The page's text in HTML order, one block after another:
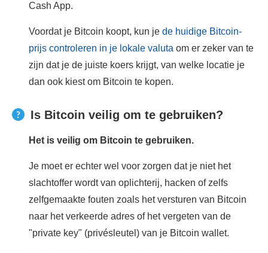
Cash App.
Voordat je Bitcoin koopt, kun je de huidige Bitcoin-
prijs controleren in je lokale valuta om er zeker van te
zijn dat je de juiste koers krijgt, van welke locatie je
dan ook kiest om Bitcoin te kopen.
Is Bitcoin veilig om te gebruiken?
Het is veilig om Bitcoin te gebruiken.
Je moet er echter wel voor zorgen dat je niet het
slachtoffer wordt van oplichterij, hacken of zelfs
zelfgemaakte fouten zoals het versturen van Bitcoin
naar het verkeerde adres of het vergeten van de
"private key" (privésleutel) van je Bitcoin wallet.